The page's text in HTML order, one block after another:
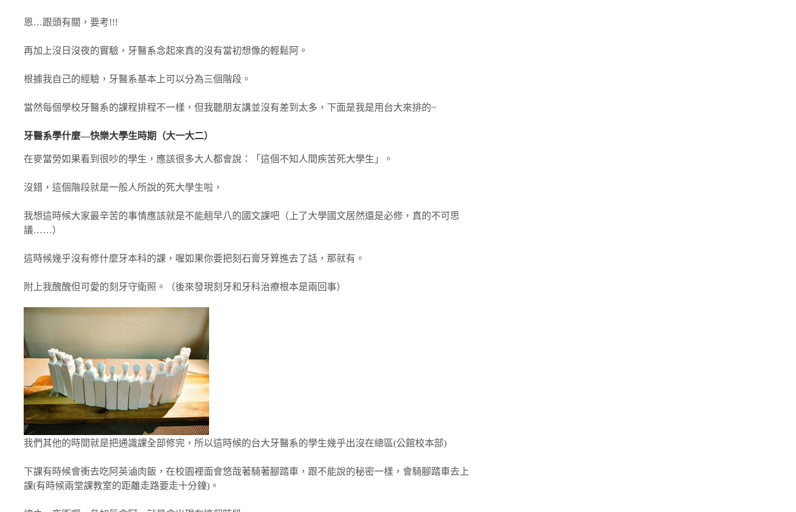
恩…跟頭有關，要考!!!
再加上沒日沒夜的實驗，牙醫系念起來真的沒有當初想像的輕鬆阿。
根據我自己的經驗，牙醫系基本上可以分為三個階段。
當然每個學校牙醫系的課程排程不一樣，但我聽朋友講並沒有差到太多，下面是我是用台大來排的~
牙醫系學什麼―快樂大學生時期（大一大二）
在麥當勞如果看到很吵的學生，應該很多大人都會說：「這個不知人間疾苦死大學生」。
沒錯，這個階段就是一般人所說的死大學生啦，
我想這時候大家最辛苦的事情應該就是不能翹早八的國文課吧（上了大學國文居然還是必修，真的不可思
議……）
這時候幾乎沒有修什麼牙本科的課，喔如果你要把刻石膏牙算進去了話，那就有。
附上我醜醜但可愛的刻牙守衛照。（後來發現刻牙和牙科治療根本是兩回事）
我們其他的時間就是把通識課全部修完，所以這時候的台大牙醫系的學生幾乎出沒在總區(公館校本部)
下課有時候會衝去吃阿英滷肉飯，在校園裡面會悠哉著騎著腳踏車，跟不能說的秘密一樣，會騎腳踏車去上
課(有時候兩堂課教室的距離走路要走十分鐘)。